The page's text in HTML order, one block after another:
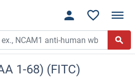
1-68) (FITC)